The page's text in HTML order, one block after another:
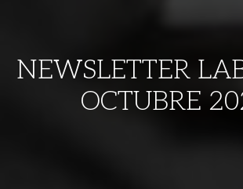
NEWSLETTER
OCTUBRE